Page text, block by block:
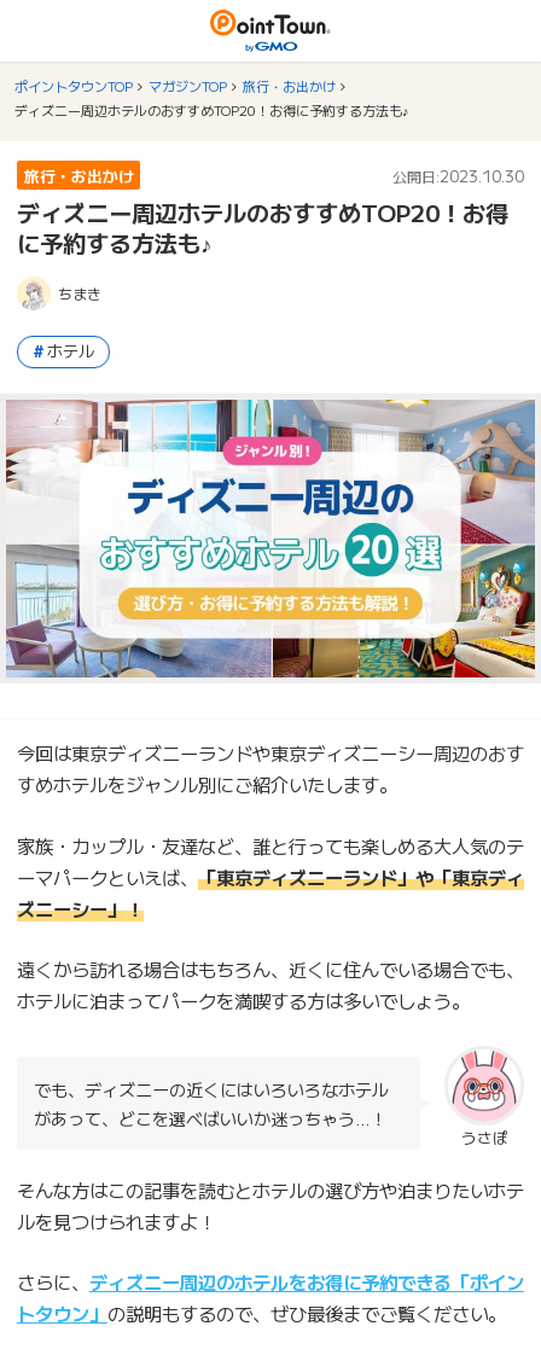
ポイントタウンTOP マガジンTOP
旅行・お出かけ
ディズニー周辺ホテルのおすすめTOP20！お得に予約する方法も♪
旅行・お出かけ 公開日:2023.10.30
ディズニー周辺ホテルのおすすめTOP20！お得
に予約する方法も♪
ちまき
ホテル
今回は東京ディズニーランドや東京ディズニーシー周辺のおす
すめホテルをジャンル別にご紹介いたします。
家族・カップル・友達など、誰と行っても楽しめる大人気のテ
ーマパークといえば、 「東京ディズニーランド」や「東京ディ
ズニーシー」！
遠くから訪れる場合はもちろん、近くに住んでいる場合でも、
ホテルに泊まってパークを満喫する方は多いでしょう。
うさぽ
でも、ディズニーの近くにはいろいろなホテル
があって、どこを選べばいいか迷っちゃう…！
そんな方はこの記事を読むとホテルの選び方や泊まりたいホテ
ルを見つけられますよ！
さらに、 ディズニー周辺のホテルをお得に予約できる「ポイン
トタウン」 の説明もするので、ぜひ最後までご覧ください。